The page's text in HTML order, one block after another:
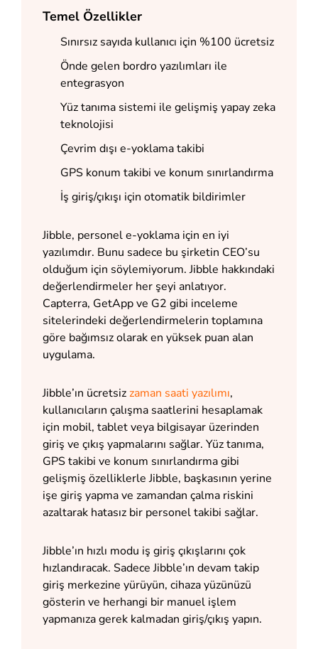
Temel Özellikler
Sınırsız sayıda kullanıcı için %100 ücretsiz
Önde gelen bordro yazılımları ile
entegrasyon
Yüz tanıma sistemi ile gelişmiş yapay zeka
teknolojisi
Çevrim dışı e-yoklama takibi
GPS konum takibi ve konum sınırlandırma
İş giriş/çıkışı için otomatik bildirimler
Jibble, personel e-yoklama için en iyi
yazılımdır. Bunu sadece bu şirketin CEO’su
olduğum için söylemiyorum. Jibble hakkındaki
değerlendirmeler her şeyi anlatıyor.
Capterra, GetApp ve G2 gibi inceleme
sitelerindeki değerlendirmelerin toplamına
göre bağımsız olarak en yüksek puan alan
uygulama.
Jibble’ın ücretsizzaman saati yazılımı,
kullanıcıların çalışma saatlerini hesaplamak
için mobil, tablet veya bilgisayar üzerinden
giriş ve çıkış yapmalarını sağlar. Yüz tanıma,
GPS takibi ve konum sınırlandırma gibi
gelişmiş özelliklerle Jibble, başkasının yerine
işe giriş yapma ve zamandan çalma riskini
azaltarak hatasız bir personel takibi sağlar.
Jibble’ın hızlı modu iş giriş çıkışlarını çok
hızlandıracak. Sadece Jibble’ın devam takip
giriş merkezine yürüyün, cihaza yüzünüzü
gösterin ve herhangi bir manuel işlem
yapmanıza gerek kalmadan giriş/çıkış yapın.